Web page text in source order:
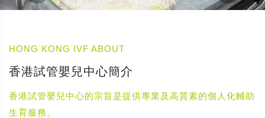
HONG KONG IVF ABOUT
香港試管嬰兒中心簡介
香港試管嬰兒中心的宗旨是提供專業及高質素的個人化輔助
生育服務。